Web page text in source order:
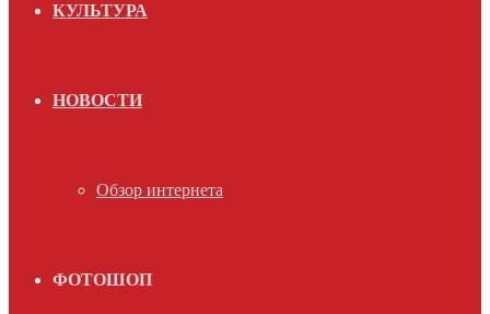
КУЛЬТУРА
НОВОСТИ
Обзор интернета
ФОТОШОП